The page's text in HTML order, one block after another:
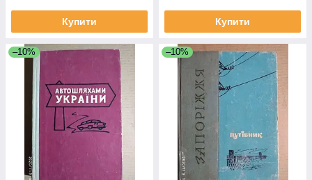
Купити Купити
–10% –10%